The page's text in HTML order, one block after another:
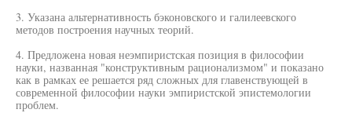
3. Указана альтернативность бэконовского и галилеевского
методов построения научных теорий.
4. Предложена новая неэмпиристская позиция в философии
науки, названная "конструктивным рационализмом" и показано
как в рамках ее решается ряд сложных для главенствующей в
современной философии науки эмпиристской эпистемологии
проблем.